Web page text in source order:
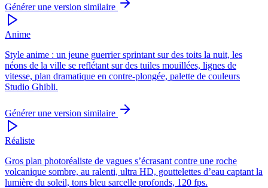
Générer une version similaire
Anime
Style anime : un jeune guerrier sprintant sur des toits la nuit, les
néons de la ville se reflétant sur des tuiles mouillées, lignes de
vitesse, plan dramatique en contre-plongée, palette de couleurs
Studio Ghibli.
Générer une version similaire
Réaliste
Gros plan photoréaliste de vagues s’écrasant contre une roche
volcanique sombre, au ralenti, ultra HD, gouttelettes d’eau captant la
lumière du soleil, tons bleu sarcelle profonds, 120 fps.